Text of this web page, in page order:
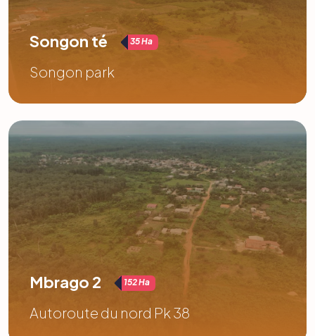
Songon té 35 Ha
Songon park
Mbrago 2 152 Ha
Autoroute du nord Pk 38